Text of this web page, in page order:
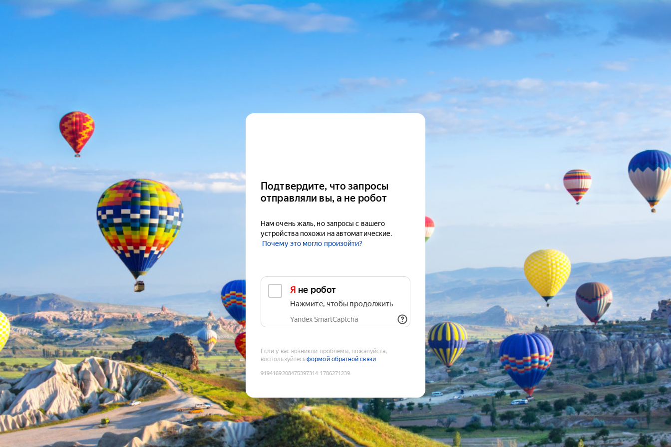
Подтвердите, что запросы
отправляли вы, а не робот
Нам очень жаль, но запросы с вашего
устройства похожи на автоматические.
Почему это могло произойти?
Я не робот
Нажмите, чтобы продолжить
Yandex SmartCaptcha
Если у вас возникли проблемы, пожалуйста,
воспользуйтесьформой обратной связи
9194169208475397314:1786271239